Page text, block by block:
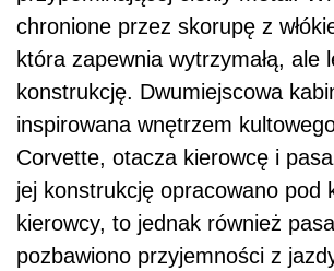
chronione przez skorupę z
która zapewnia wytrzymałą, ale
konstrukcję. Dwumiejscowa
inspirowana wnętrzem
Corvette, otacza kierowcę i
jej konstrukcję opracowano pod
kierowcy, to jednak również
pozbawiono przyjemności z